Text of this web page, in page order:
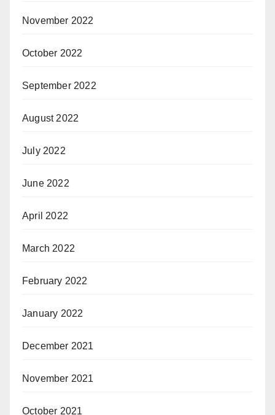
November 2022
October 2022
September 2022
August 2022
July 2022
June 2022
April 2022
March 2022
February 2022
January 2022
December 2021
November 2021
October 2021